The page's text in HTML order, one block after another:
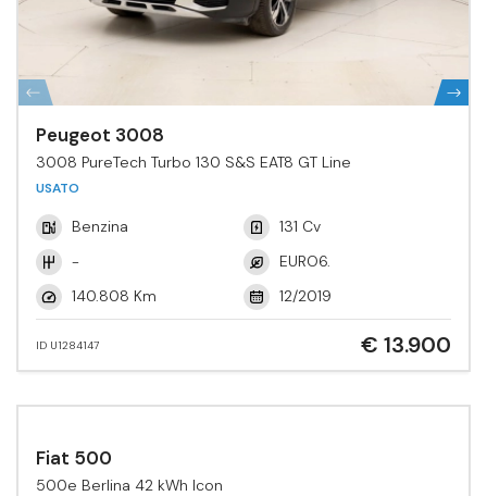
Peugeot 3008
3008 PureTech Turbo 130 S&S EAT8 GT Line
USATO
Benzina
131 Cv
-
EURO6.
140.808 Km
12/2019
ID U1284147 € 13.900
Fiat 500
500e Berlina 42 kWh Icon